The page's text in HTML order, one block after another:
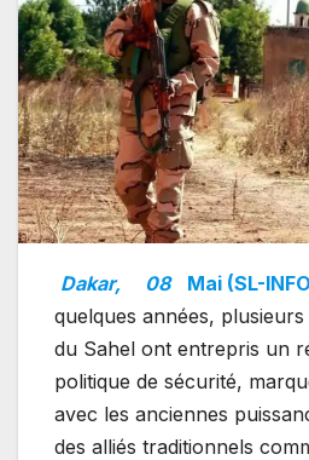
Dakar, 08 Mai (SL-
quelques années,
du Sahel ont entrepris un
politique de sécurité,
avec les anciennes
des alliés traditionnels